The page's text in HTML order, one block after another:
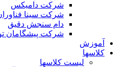
شرکت دامیکس
شرکت سینا
دام سنجش دقیق
شرکت پیشگامان
آموزش
کلاسها
لیست کلاسها